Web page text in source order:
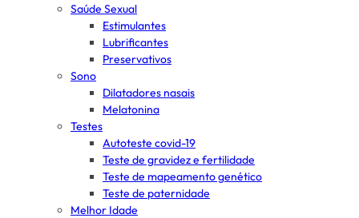
Saúde Sexual
Estimulantes
Lubrificantes
Preservativos
Sono
Dilatadores nasais
Melatonina
Testes
Autoteste covid-19
Teste de gravidez e fertilidade
Teste de mapeamento genético
Teste de paternidade
Melhor Idade